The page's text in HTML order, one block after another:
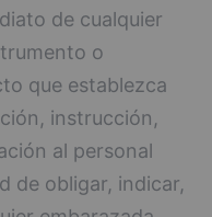
de cualquier
o
que establezca
instrucción,
al personal
de obligar, indicar,